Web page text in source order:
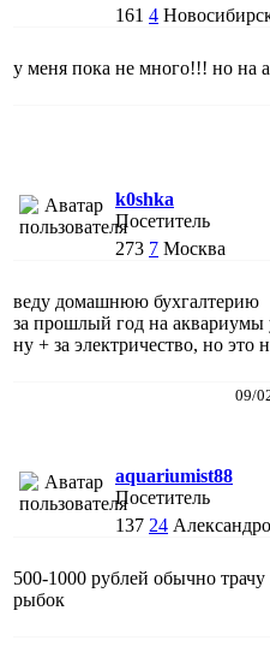
161 4
у меня пока не много!!! но на
k0shka
Посетитель
273 7 Москва
веду домашнюю бухгалтерию
за прошлый год на аквариумы
ну + за электричество, но это
09/
aquariumist88
Посетитель
137 24
500-1000 рублей обычно
рыбок